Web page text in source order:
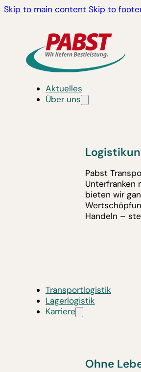
Skip to main content Skip to
Aktuelles
Über uns
Pabst
Unterfranken
bieten wir
Handeln –
Transportlogistik
Lagerlogistik
Karriere
Ohne